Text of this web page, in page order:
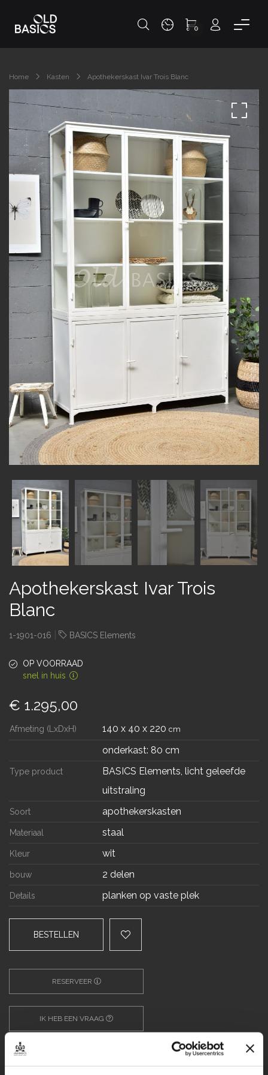
0
Home Kasten Apothekerskast Ivar Trois Blanc
Apothekerskast Ivar Trois
Blanc
1-1901-016 BASICS Elements
OP VOORRAAD
snel in huis
€ 1.295,00
Afmeting (LxDxH) 140 x 40 x 220 cm
onderkast: 80 cm
Type product
BASICS Elements, licht geleefde
uitstraling
Soort apothekerskasten
Materiaal staal
Kleur wit
bouw 2 delen
Details planken op vaste plek
BESTELLEN
RESERVEER
IK HEB EEN VRAAG